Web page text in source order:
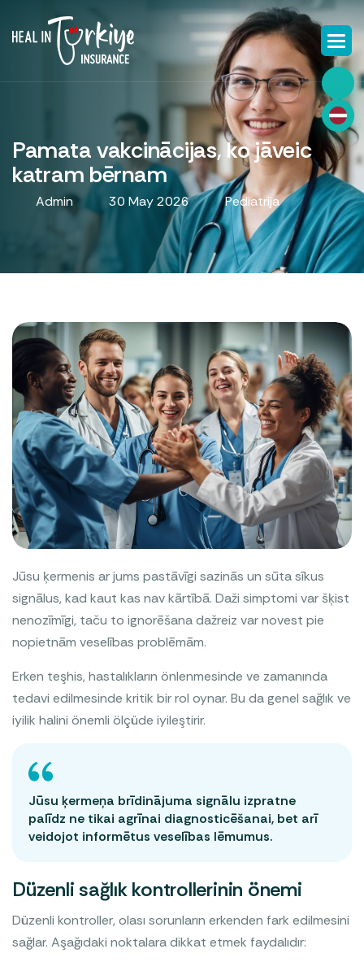
Pamata vakcinācijas, ko jāveic
katram bērnam
Admin 30 May 2026 Pediatrija
Jūsu ķermenis ar jums pastāvīgi sazinās un sūta sīkus
signālus, kad kaut kas nav kārtībā. Daži simptomi var šķist
nenozīmīgi, taču to ignorēšana dažreiz var novest pie
nopietnām veselības problēmām.
Erken teşhis, hastalıkların önlenmesinde ve zamanında
tedavi edilmesinde kritik bir rol oynar. Bu da genel sağlık ve
iyilik halini önemli ölçüde iyileştirir.
Jūsu ķermeņa brīdinājuma signālu izpratne
palīdz ne tikai agrīnai diagnosticēšanai, bet arī
veidojot informētus veselības lēmumus.
Düzenli sağlık kontrollerinin önemi
Düzenli kontroller, olası sorunların erkenden fark edilmesini
sağlar. Aşağıdaki noktalara dikkat etmek faydalıdır: